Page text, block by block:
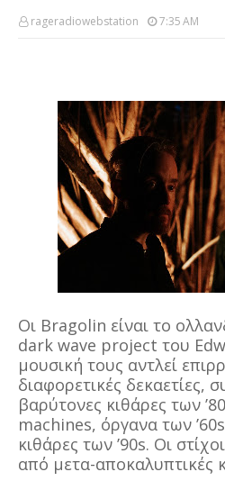
rageradiowebstation 7:35 AM
Οι Bragolin είναι το
dark wave project του
μουσική τους αντλεί
διαφορετικές δεκαετίες,
βαρύτονες κιθάρες των
machines, όργανα των
κιθάρες των ’90s. Οι
από μετα-αποκαλυπτικές